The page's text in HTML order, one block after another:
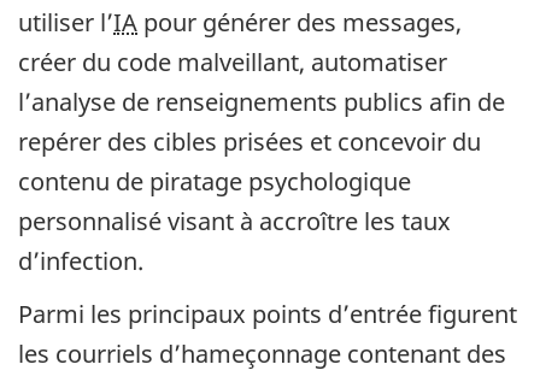
utiliser l’IA pour générer des messages,
créer du code malveillant, automatiser
l’analyse de renseignements publics afin de
repérer des cibles prisées et concevoir du
contenu de piratage psychologique
personnalisé visant à accroître les taux
d’infection.
Parmi les principaux points d’entrée figurent
les courriels d’hameçonnage contenant des